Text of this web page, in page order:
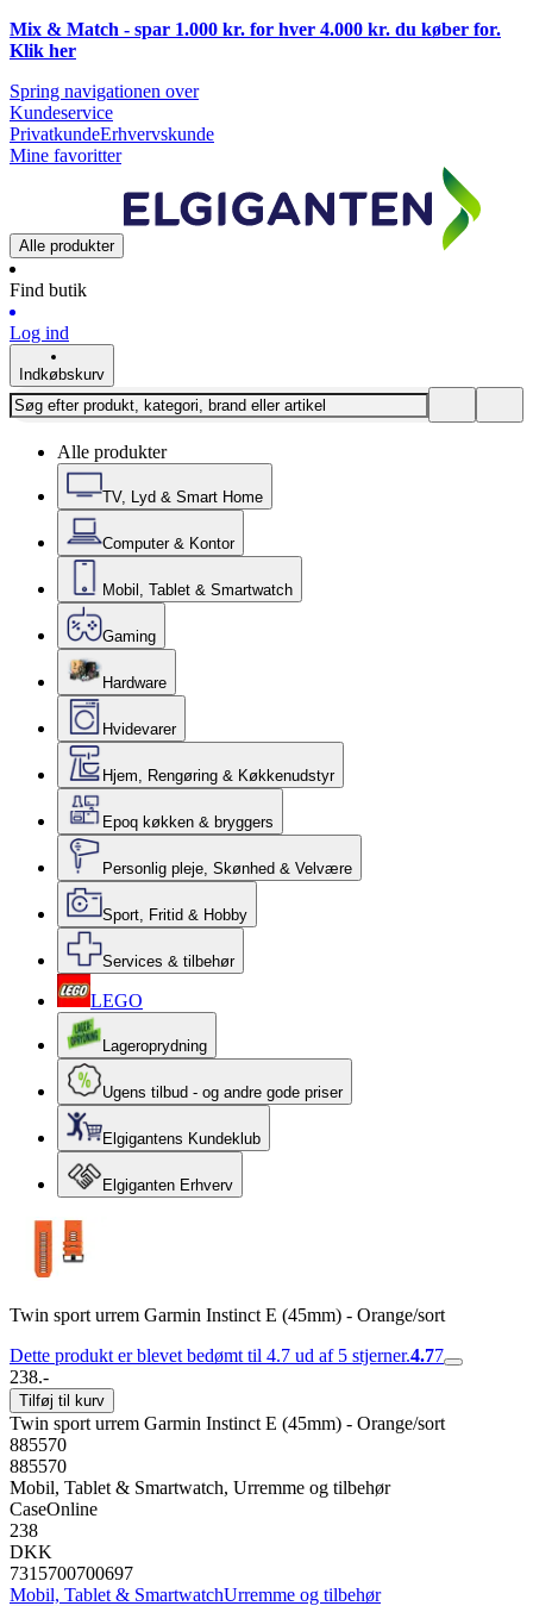
Mix & Match - spar 1.000 kr. for hver 4.000 kr. du køber for.
Klik her
Spring navigationen over
Kundeservice
PrivatkundeErhvervskunde
Mine favoritter
Alle produkter
Find butik
Log ind
Indkøbskurv
Alle produkter
TV, Lyd & Smart Home
Computer & Kontor
Mobil, Tablet & Smartwatch
Gaming
Hardware
Hvidevarer
Hjem, Rengøring & Køkkenudstyr
Epoq køkken & bryggers
Personlig pleje, Skønhed & Velvære
Sport, Fritid & Hobby
Services & tilbehør
LEGO
Lageroprydning
Ugens tilbud - og andre gode priser
Elgigantens Kundeklub
Elgiganten Erhverv
Twin sport urrem Garmin Instinct E (45mm) - Orange/sort
Dette produkt er blevet bedømt til 4.7 ud af 5 stjerner.4.77
238.-
Tilføj til kurv
Twin sport urrem Garmin Instinct E (45mm) - Orange/sort
885570
885570
Mobil, Tablet & Smartwatch, Urremme og tilbehør
CaseOnline
238
DKK
7315700700697
Mobil, Tablet & SmartwatchUrremme og tilbehør